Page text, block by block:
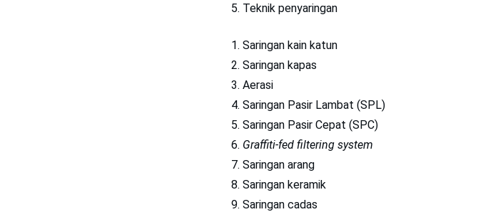
Teknik penyaringan
Saringan kain katun
Saringan kapas
Aerasi
Saringan Pasir Lambat (SPL)
Saringan Pasir Cepat (SPC)
Graffiti-fed filtering system
Saringan arang
Saringan keramik
Saringan cadas